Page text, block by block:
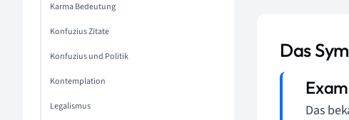
Karma Bedeutung
Konfuzius Zitate
Konfuzius und Politik
Kontemplation
Legalismus
Das
Das